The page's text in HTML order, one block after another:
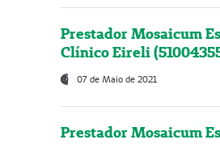
Prestador Mosaicum
Clínico Eireli
07 de Maio de 2021
Prestador Mosaicum